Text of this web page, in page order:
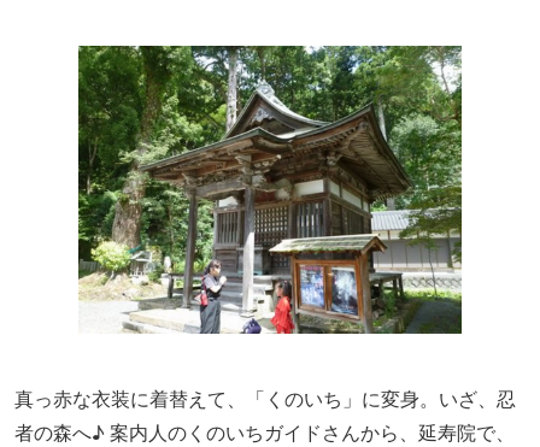
真っ赤な衣装に着替えて、「くのいち」に変身。いざ、忍
者の森へ♪ 案内人のくのいちガイドさんから、延寿院で、